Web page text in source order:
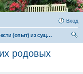
Вход
Вести (опыт) из существующих родовых поселений, поместий
родовых